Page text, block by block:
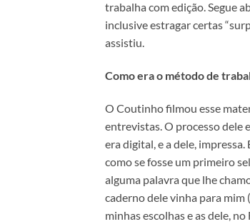
trabalha com edição. Segue
inclusive estragar certas
assistiu.
Como era o método de
O Coutinho filmou esse
entrevistas. O processo dele
era digital, e a dele,
como se fosse um primeiro
alguma palavra que lhe
caderno dele vinha para mim
minhas escolhas e as dele,